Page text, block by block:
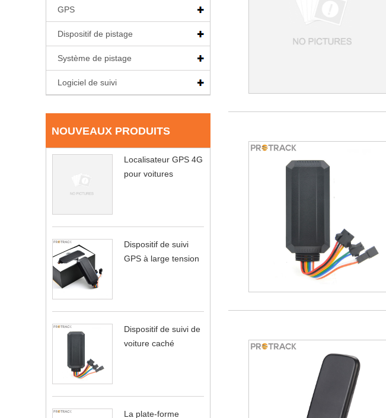
GPS
Dispositif de pistage
Système de pistage
Logiciel de suivi
NOUVEAUX PRODUITS
Localisateur GPS 4G
pour voitures
Dispositif de suivi
GPS à large tension
Dispositif de suivi de
voiture caché
La plate-forme